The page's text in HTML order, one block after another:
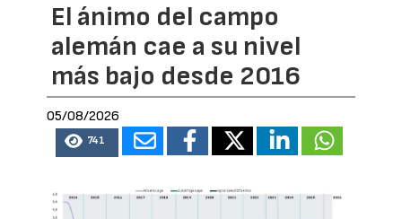
El ánimo del campo
alemán cae a su nivel
más bajo desde 2016
05/08/2026
741